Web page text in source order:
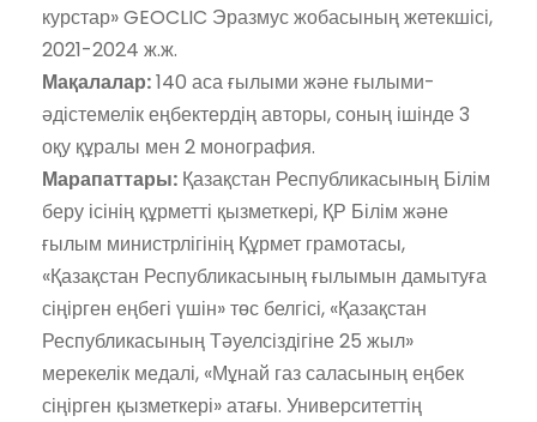
курстар» GEOCLIC Эразмус жобасының жетекшісі,
2021-2024 ж.ж.
Мақалалар:140 аса ғылыми және ғылыми-
әдістемелік еңбектердің авторы, соның ішінде 3
оқу құралы мен 2 монография.
Марапаттары: Қазақстан Республикасының Білім
беру ісінің құрметті қызметкері, ҚР Білім және
ғылым министрлігінің Құрмет грамотасы,
«Қазақстан Республикасының ғылымын дамытуға
сіңірген еңбегі үшін» төс белгісі, «Қазақстан
Республикасының Тәуелсіздігіне 25 жыл»
мерекелік медалі, «Мұнай газ саласының еңбек
сіңірген қызметкері» атағы. Университеттің